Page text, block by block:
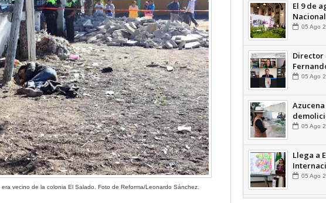
vecino de la colonia El Salado. Foto de Reforma/Leonardo Sánchez.
El 9 de
05 Ago
Director
financió
05 Ago
ilegales
05 Ago
Llega a
y no tan
05 Ago